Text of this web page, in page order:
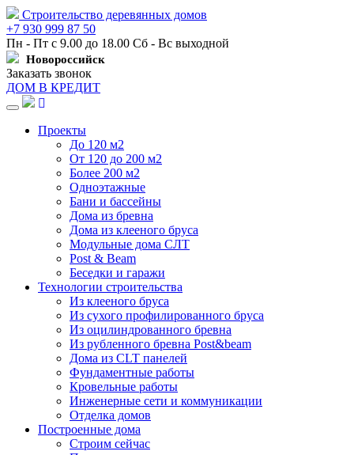
Строительство деревянных домов
+7 930 999 87 50
Пн - Пт с 9.00 до 18.00 Сб - Вс выходной
Новороссийск
Заказать звонок
ДОМ В КРЕДИТ
Навигация
Проекты
До 120 м2
От 120 до 200 м2
Более 200 м2
Одноэтажные
Бани и бассейны
Дома из бревна
Дома из клееного бруса
Модульные дома СЛТ
Post & Beam
Беседки и гаражи
Технологии строительства
Из клееного бруса
Из сухого профилированного бруса
Из оцилиндрованного бревна
Из рубленного бревна Post&beam
Дома из CLT панелей
Фундаментные работы
Кровельные работы
Инженерные сети и коммуникации
Отделка домов
Построенные дома
Строим сейчас